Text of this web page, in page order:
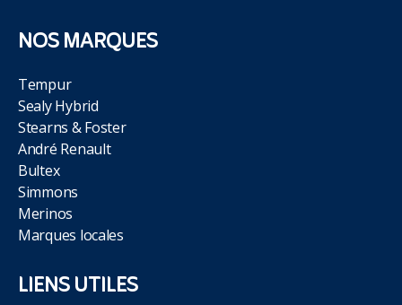
NOS MARQUES
Tempur
Sealy Hybrid
Stearns & Foster
André Renault
Bultex
Simmons
Merinos
Marques locales
LIENS UTILES